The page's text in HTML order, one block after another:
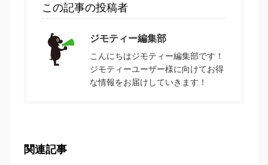
この記事の投稿者
ジモティー編集部
こんにちはジモティー編集部です！
ジモティーユーザー様に向けてお得
な情報をお届けしていきます！
関連記事